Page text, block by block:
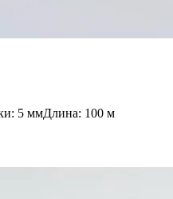
5 ммДлина: 100 м